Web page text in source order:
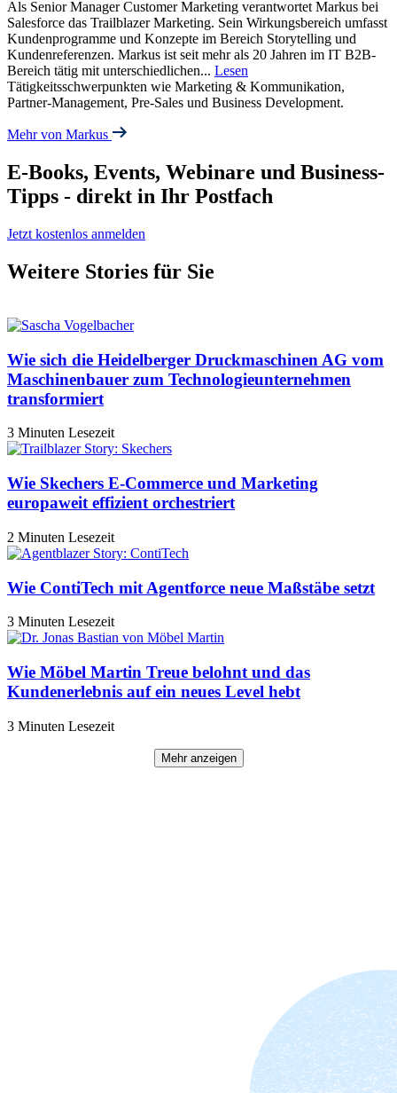
Als Senior Manager Customer Marketing verantwortet Markus bei
Salesforce das Trailblazer Marketing. Sein Wirkungsbereich umfasst
Kundenprogramme und Konzepte im Bereich Storytelling und
Kundenreferenzen. Markus ist seit mehr als 20 Jahren im IT B2B-
Bereich tätig mit unterschiedlichen... Lesen
Tätigkeitsschwerpunkten wie Marketing & Kommunikation,
Partner-Management, Pre-Sales und Business Development.
Mehr von Markus
E-Books, Events, Webinare und Business-
Tipps - direkt in Ihr Postfach
Jetzt kostenlos anmelden
Weitere Stories für Sie
Wie sich die Heidelberger Druckmaschinen AG vom
Maschinenbauer zum Technologieunternehmen
transformiert
3 Minuten Lesezeit
Wie Skechers E-Commerce und Marketing
europaweit effizient orchestriert
2 Minuten Lesezeit
Wie ContiTech mit Agentforce neue Maßstäbe setzt
3 Minuten Lesezeit
Wie Möbel Martin Treue belohnt und das
Kundenerlebnis auf ein neues Level hebt
3 Minuten Lesezeit
Mehr anzeigen